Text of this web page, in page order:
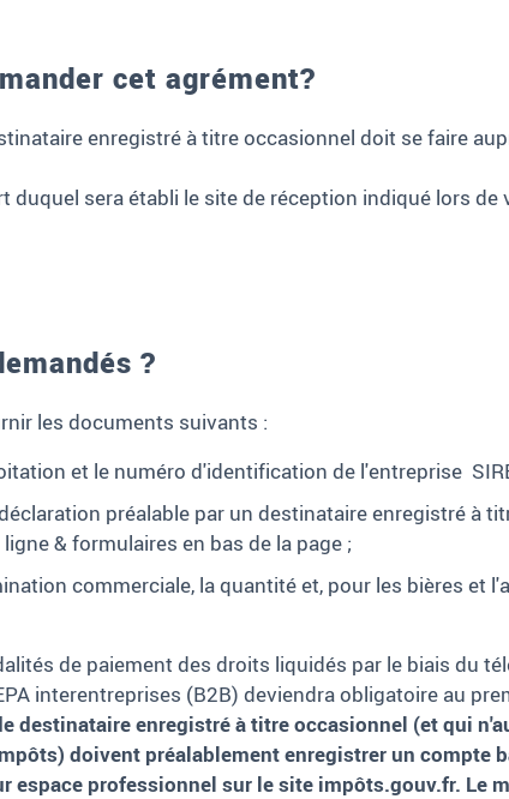
cet agrément?
enregistré à titre occasionnel doit se faire
duquel sera établi le site de réception indiqué lors de
?
les documents suivants :
et le numéro d'identification de l'entreprise
préalable par un destinataire enregistré à
& formulaires en bas de la page ;
commerciale, la quantité et, pour les bières et
de paiement des droits liquidés par le biais du
interentreprises (B2B) deviendra obligatoire au
enregistré à titre occasionnel (et qui
doivent préalablement enregistrer un compte
espace professionnel sur le site impôts.gouv.fr. Le